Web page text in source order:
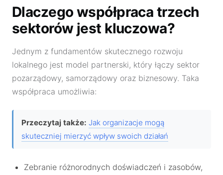
Dlaczego współpraca trzech
sektorów jest kluczowa?
Jednym z fundamentów skutecznego rozwoju
lokalnego jest model partnerski, który łączy sektor
pozarządowy, samorządowy oraz biznesowy. Taka
współpraca umożliwia:
Przeczytaj także: Jak organizacje mogą
skuteczniej mierzyć wpływ swoich działań
Zebranie różnorodnych doświadczeń i zasobów,